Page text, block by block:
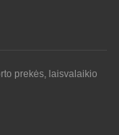
prekės, laisvalaikio